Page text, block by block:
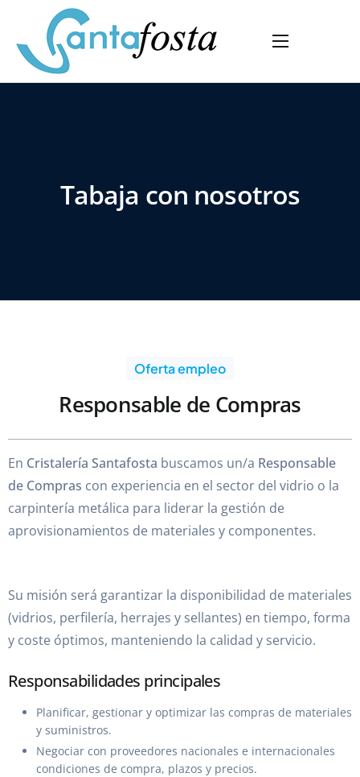
Home
ProductoTabaja con nosotros
Oferta empleo
Responsable de Compras
En Cristalería Santafosta buscamos un/a Responsable
de Compras con experiencia en el sector del vidrio o la
carpintería metálica para liderar la gestión de
aprovisionamientos de materiales y componentes.
Su misión será garantizar la disponibilidad de materiales
(vidrios, perfilería, herrajes y sellantes) en tiempo, forma
y coste óptimos, manteniendo la calidad y servicio.
Responsabilidades principales
Planificar, gestionar y optimizar las compras de materiales
y suministros.
Negociar con proveedores nacionales e internacionales
condiciones de compra, plazos y precios.